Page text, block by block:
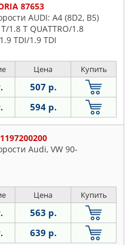
87653
AUDI: A4 (8D2, B5)
1.8 T QUATTRO/1.8
TDI/1.9 TDI
2.6/2.6 QUATTRO/2.8/2.8
Цена Купить
507 р.
594 р.
Audi, VW 90-
Цена Купить
563 р.
639 р.